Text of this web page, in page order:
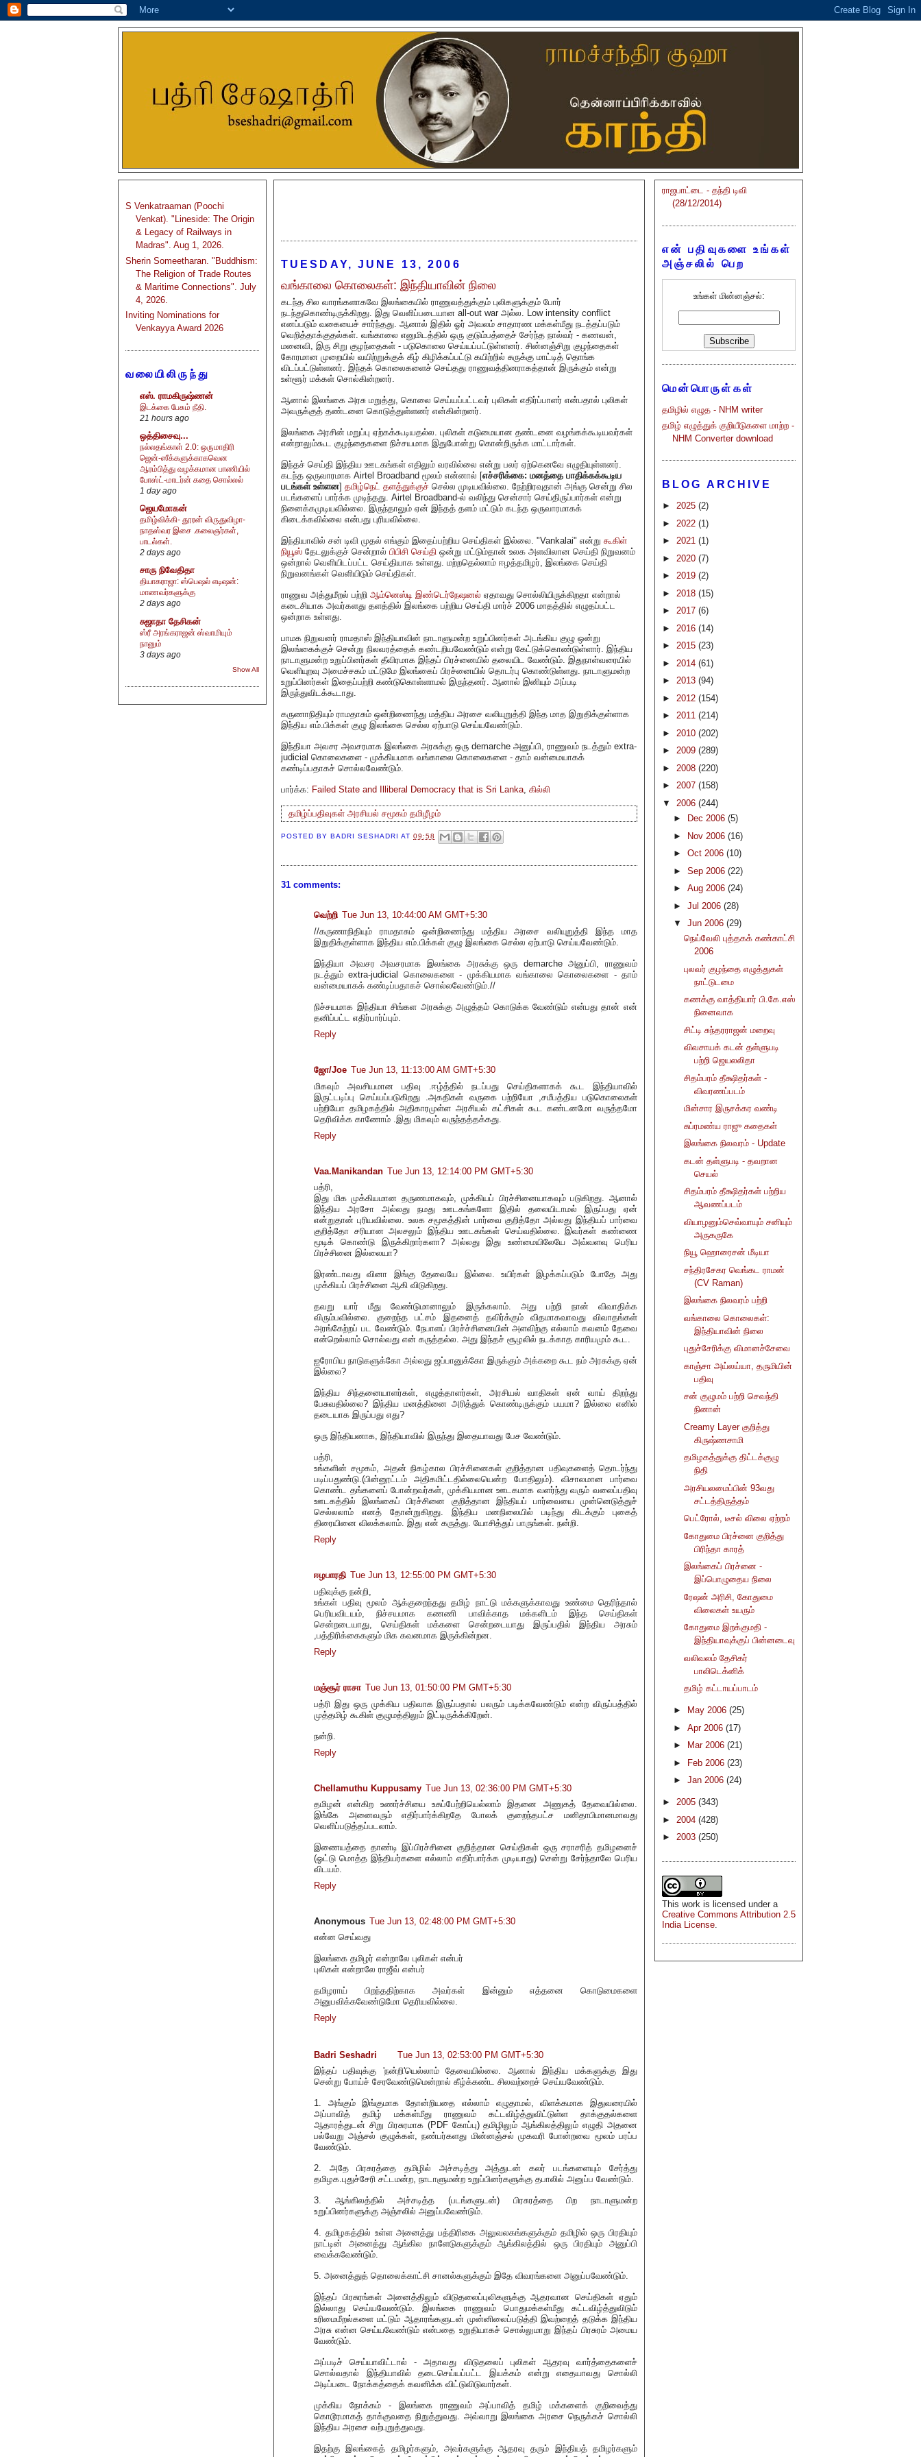
S Venkatraaman (Poochi
Venkat). "Lineside: The Origin
& Legacy of Railways in
Madras". Aug 1, 2026.
Sherin Someetharan. "Buddhism:
The Religion of Trade Routes
& Maritime Connections". July
4, 2026.
Inviting Nominations for
Venkayya Award 2026
வலையிலிருந்து
எஸ். ராமகிருஷ்ணன்
இடக்கை பேசும் நீதி.
21 hours ago
ஒத்திசைவு...
நல்லதங்காள் 2.0: ஒருமாதிரி
ஜென்-ஸீக்களுக்காகவென
ஆரம்பித்து வழக்கமான பாணியில்
போஸ்ட்-மாடர்ன் கதை சொல்லல்
1 day ago
ஜெயமோகன்
தமிழ்விக்கி- தூரன் விருதுவிழா-
நாதஸ்வர இசை .கலைஞர்கள்,
பாடல்கள்.
2 days ago
சாரு நிவேதிதா
தியாகராஜா: ஸ்பெஷல் எடிஷன்:
மாணவர்களுக்கு
2 days ago
சுஜாதா தேசிகன்
ஸ்ரீ அரங்கராஜன் ஸ்வாமியும்
நானும்
3 days ago
Show All
TUESDAY, JUNE 13, 2006
வங்காலை கொலைகள்: இந்தியாவின் நிலை
கடந்த சில வாரங்களாகவே இலங்கையில் ராணுவத்துக்கும் புலிகளுக்கும் போர்
நடந்துகொண்டிருக்கிறது. இது வெளிப்படையான all-out war அல்ல. Low intensity conflict
எனப்படும் வகையைச் சார்ந்தது. ஆனால் இதில் ஓர் அவலம் சாதாரண மக்கள்மீது நடத்தப்படும்
வெறித்தாக்குதல்கள். வங்காலை எனுமிடத்தில் ஒரு குடும்பத்தைச் சேர்ந்த நால்வர் - கணவன்,
மனைவி, இரு சிறு குழந்தைகள் - படுகொலை செய்யப்பட்டுள்ளனர். சின்னஞ்சிறு குழந்தைகள்
கோரமான முறையில் வயிற்றுக்குக் கீழ் கிழிக்கப்பட்டு கயிற்றில் சுருக்கு மாட்டித் தொங்க
விடப்பட்டுள்ளனர். இந்தக் கொலைகளைச் செய்தது ராணுவத்தினராகத்தான் இருக்கும் என்று
உள்ளூர் மக்கள் சொல்கின்றனர்.
ஆனால் இலங்கை அரசு மறுத்து, கொலை செய்யப்பட்டவர் புலிகள் எதிர்ப்பாளர் என்பதால் புலிகள்
அவருக்குத் தண்டனை கொடுத்துள்ளனர் என்கின்றனர்.
இலங்கை அரசின் மறுப்பு ஏற்கக்கூடியதல்ல. புலிகள் கடுமையான தண்டனை வழங்கக்கூடியவர்கள்
என்றாலும்கூட குழந்தைகளை நிச்சயமாக இதுபோன்று கொன்றிருக்க மாட்டார்கள்.
இந்தச் செய்தி இந்திய ஊடகங்கள் எதிலும் வரவில்லை என்று பலர் ஏற்கெனவே எழுதியுள்ளனர்.
கடந்த ஒருவாரமாக Airtel Broadband மூலம் என்னால் [எச்சரிக்கை: மனத்தை பாதிக்கக்கூடிய
படங்கள் உள்ளன] தமிழ்நெட் தளத்துக்குச் செல்ல முடியவில்லை. நேற்றிரவுதான் அங்கு சென்று சில
படங்களைப் பார்க்க முடிந்தது. Airtel Broadband-ல் வலிந்து சென்சார் செய்திருப்பார்கள் என்று
நினைக்கமுடியவில்லை. இருந்தாலும் ஏன் இந்தத் தளம் மட்டும் கடந்த ஒருவாரமாகக்
கிடைக்கவில்லை என்பது புரியவில்லை.
இந்தியாவில் சன் டிவி முதல் எங்கும் இதைப்பற்றிய செய்திகள் இல்லை. "Vankalai" என்று கூகிள்
நியூஸ் தேடலுக்குச் சென்றால் பிபிசி செய்தி ஒன்று மட்டும்தான் உலக அளவிலான செய்தி நிறுவனம்
ஒன்றால் வெளியிடப்பட்ட செய்தியாக உள்ளது. மற்றதெல்லாம் ஈழத்தமிழர், இலங்கை செய்தி
நிறுவனங்கள் வெளியிடும் செய்திகள்.
ராணுவ அத்துமீறல் பற்றி ஆம்னெஸ்டி இண்டெர்நேஷனல் ஏதாவது சொல்லியிருக்கிறதா என்றால்
கடைசியாக அவர்களது தளத்தில் இலங்கை பற்றிய செய்தி மார்ச் 2006 மாதத்தில் எழுதப்பட்ட
ஒன்றாக உள்ளது.
பாமக நிறுவனர் ராமதாஸ் இந்தியாவின் நாடாளுமன்ற உறுப்பினர்கள் அடங்கிய குழு ஒன்று
இலங்கைக்குச் சென்று நிலவரத்தைக் கண்டறியவேண்டும் என்று கேட்டுக்கொண்டுள்ளார். இந்திய
நாடாளுமன்ற உறுப்பினர்கள் தீவிரமாக இந்தப் பிரச்னையில் தலையிட வேண்டும். இதுநாள்வரையில்
வெளியுறவு அமைச்சகம் மட்டுமே இலங்கைப் பிரச்னையில் தொடர்பு கொண்டுள்ளது. நாடாளுமன்ற
உறுப்பினர்கள் இதைப்பற்றி கண்டுகொள்ளாமல் இருந்தனர். ஆனால் இனியும் அப்படி
இருந்துவிடக்கூடாது.
கருணாநிதியும் ராமதாசும் ஒன்றிணைந்து மத்திய அரசை வலியுறுத்தி இந்த மாத இறுதிக்குள்ளாக
இந்திய எம்.பிக்கள் குழு இலங்கை செல்ல ஏற்பாடு செய்யவேண்டும்.
இந்தியா அவசர அவசரமாக இலங்கை அரசுக்கு ஒரு demarche அனுப்பி, ராணுவம் நடத்தும் extra-
judicial கொலைகளை - முக்கியமாக வங்காலை கொலைகளை - தாம் வன்மையாகக்
கண்டிப்பதாகச் சொல்லவேண்டும்.
பார்க்க: Failed State and Illiberal Democracy that is Sri Lanka கில்லி
தமிழ்ப்பதிவுகள் அரசியல் சமூகம் தமிழீழம்
POSTED BY BADRI SESHADRI AT09:58
31 comments:
வெற்றி Tue Jun 13, 10:44:00 AM GMT+5:30
//கருணாநிதியும் ராமதாசும் ஒன்றிணைந்து மத்திய அரசை வலியுறுத்தி இந்த மாத
இறுதிக்குள்ளாக இந்திய எம்.பிக்கள் குழு இலங்கை செல்ல ஏற்பாடு செய்யவேண்டும்.
இந்தியா அவசர அவசரமாக இலங்கை அரசுக்கு ஒரு demarche அனுப்பி, ராணுவம்
நடத்தும் extra-judicial கொலைகளை - முக்கியமாக வங்காலை கொலைகளை - தாம்
வன்மையாகக் கண்டிப்பதாகச் சொல்லவேண்டும்.//
நிச்சயமாக இந்தியா சிங்கள அரசுக்கு அழுத்தம் கொடுக்க வேண்டும் என்பது தான் என்
தனிப்பட்ட எதிர்பார்ப்பும்.
Reply
ஜோ/Joe Tue Jun 13, 11:13:00 AM GMT+5:30
மிகவும் அவசியமான பதிவு .ஈழ்த்தில் நடப்பது செய்திகளாகக் கூட இந்தியாவில்
இருட்டடிப்பு செய்யப்படுகிறது .அகதிகள் வருகை பற்றியோ ,சமீபத்திய படுகொலைகள்
பற்றியோ தமிழகத்தில் அதிகாரமுள்ள அரசியல் கட்சிகள் கூட கண்டனமோ வருத்தமோ
தெரிவிக்க காணோம் .இது மிகவும் வருந்தத்தக்கது.
Reply
Vaa.Manikandan Tue Jun 13, 12:14:00 PM GMT+5:30
பத்ரி,
இது மிக முக்கியமான தருணமாகவும், முக்கியப் பிரச்சினையாகவும் படுகிறது. ஆனால்
இந்திய அரசோ அல்லது நமது ஊடகங்களோ இதில் தலையிடாமல் இருப்பது ஏன்
என்றுதான் புரியவில்லை. உலக சமூகத்தின் பார்வை குறித்தோ அல்லது இந்தியப் பார்வை
குறித்தோ சரியான அலசலும் இந்திய ஊடகங்கள் செய்வதில்லை. இவர்கள் கண்ணை
மூடிக் கொண்டு இருக்கிறார்களா? அல்லது இது உண்மையிலேயே அவ்வளவு பெரிய
பிரச்சினை இல்லையா?
இரண்டாவது வினா இங்கு தேவையே இல்லை. உயிர்கள் இழக்கப்படும் போதே அது
முக்கியப் பிரச்சினை ஆகி விடுகிறது.
தவறு யார் மீது வேண்டுமானாலும் இருக்கலாம். அது பற்றி நான் விவாதிக்க
விரும்பவில்லை. குறைந்த பட்சம் இதனைத் தவிர்க்கும் விதமாகவாவது விவாதங்கள்
அரங்கேற்றப் பட வேண்டும். நேபாளப் பிரச்ச்சினையின் அளவிற்கு எல்லாம் கவனம் தேவை
என்றெல்லாம் சொல்வது என் கருத்தல்ல. அது இந்தச் சூழலில் நடக்காத காரியமும் கூட.
ஐரோபிய நாடுகளுக்கோ அல்லது ஜப்பானுக்கோ இருக்கும் அக்கறை கூட நம் அரசுக்கு ஏன்
இல்லை?
இந்திய சிந்தனையாளர்கள், எழுத்தாளர்கள், அரசியல் வாதிகள் ஏன் வாய் திறந்து
பேசுவதில்லை? இந்திய மனத்தினை அரித்துக் கொண்டிருக்கும் பயமா? இல்லை எனில்
தடையாக இருப்பது எது?
ஒரு இந்தியனாக, இந்தியாவில் இருந்து இதையாவது பேச வேண்டும்.
பத்ரி,
உங்களின் சமூகம், அதன் நிகழ்கால பிரச்சினைகள் குறித்தான பதிவுகளைத் தொடர்ந்து
படிப்பதுண்டு.(பின்னூட்டம் அதிகமிட்டதில்லையென்ற போதிலும்). விசாலமான பார்வை
கொண்ட தங்களைப் போன்றவர்கள், முக்கியமான ஊடகமாக வளர்ந்து வரும் வலைப்பதிவு
ஊடகத்தில் இலங்கைப் பிரச்சினை குறித்தான இந்தியப் பார்வையை முன்னெடுத்துச்
செல்லலாம் எனத் தோன்றுகிறது. இந்திய மனநிலையில் படிந்து கிடக்கும் புகைத்
திரையினை விலக்கலாம். இது என் கருத்து. யோசித்துப் பாருங்கள். நன்றி.
Reply
ஈழபாரதி Tue Jun 13, 12:55:00 PM GMT+5:30
பதிவுக்கு நன்றி,
உங்கள் பதிவு மூலம் ஆக்குறைந்தது தமிழ் நாட்டு மக்களுக்காவது உண்மை தெரிந்தால்
பெரியவிடயம், நிச்சயமாக கணணி பாவிக்காத மக்களிடம் இந்த செய்திகள்
சென்றடையாது, செய்திகள் மக்களை சென்றடையாது இருப்பதில் இந்திய அரசும்
,பத்திரிக்கைகளும் மிக கவனமாக இருக்கின்றன.
Reply
மஞ்சூர் ராசா Tue Jun 13, 01:50:00 PM GMT+5:30
பத்ரி இது ஒரு முக்கிய பதிவாக இருப்பதால் பலரும் படிக்கவேண்டும் என்ற விருப்பத்தில்
முத்தமிழ் கூகிள் குழுமத்திலும் இட்டிருக்க்கிறேன்.
நன்றி.
Reply
Chellamuthu Kuppusamy Tue Jun 13, 02:36:00 PM GMT+5:30
தமிழன் என்கிற உணர்ச்சியை உசுப்பேற்றியெல்லாம் இதனை அணுகத் தேவையில்லை.
இங்கே அனைவரும் எதிர்பார்க்கிறதே போலக் குறைந்தபட்ச மனிதாபிமானமாவது
வெளிப்படுத்தப்படலாம்.
இணையத்தை தாண்டி இப்பிரச்சினை குறித்தான செய்திகள் ஒரு சராசரித் தமிழனைச்
(ஓட்டு மொத்த இந்தியர்களை எல்லாம் எதிர்பார்க்க முடியாது) சென்று சேர்ந்தாலே பெரிய
விடயம்.
Reply
Anonymous Tue Jun 13, 02:48:00 PM GMT+5:30
என்ன செய்வது
இலங்கை தமிழர் என்றாலே புலிகள் என்பர்
புலிகள் என்றாலே ராஜீவ் என்பர்
தமிழராய் பிறந்ததிற்காக அவர்கள் இன்னும் எத்தனை கொடுமைகளை
அனுபவிக்கவேண்டுமோ தெரியவில்லை.
Reply
Badri Seshadri
Tue Jun 13, 02:53:00 PM GMT+5:30
இந்தப் பதிவுக்கு 'நன்றி'யெல்லாம் தேவையில்லை. ஆனால் இந்திய மக்களுக்கு இது
சென்று போய்ச் சேரவேண்டுமென்றால் கீழ்க்கண்ட சிலவற்றைச் செய்யவேண்டும்.
1. அங்கும் இங்குமாக தோன்றியதை எல்லாம் எழுதாமல், விளக்கமாக இதுவரையில்
அப்பாவித் தமிழ் மக்கள்மீது ராணுவம் கட்டவிழ்த்துவிட்டுள்ள தாக்குதல்களை
ஆதாரத்துடன் சிறு பிரசுரமாக (PDF கோப்பு) தமிழிலும் ஆங்கிலத்திலும் எழுதி அதனை
பல்வேறு அஞ்சல் குழுக்கள், நண்பர்களது மின்னஞ்சல் முகவரி போன்றவை மூலம் பரப்ப
வேண்டும்.
2. அதே பிரசுரத்தை தமிழில் அச்சடித்து அத்துடன் கலர் படங்களையும் சேர்த்து
தமிழக.புதுச்சேரி சட்டமன்ற, நாடாளுமன்ற உறுப்பினர்களுக்கு தபாலில் அனுப்ப வேண்டும்.
3. ஆங்கிலத்தில் அச்சடித்த (படங்களுடன்) பிரசுரத்தை பிற நாடாளுமன்ற
உறுப்பினர்களுக்கு அஞ்சலில் அனுப்பவேண்டும்.
4. தமிழகத்தில் உள்ள அனைத்து பத்திரிகை அலுவலகங்களுக்கும் தமிழில் ஒரு பிரதியும்
நாட்டின் அனைத்து ஆங்கில நாளேடுகளுக்கும் ஆங்கிலத்தில் ஒரு பிரதியும் அனுப்பி
வைக்கவேண்டும்.
5. அனைத்துத் தொலைக்காட்சி சானல்களுக்கும் இதே விவரங்களை அனுப்பவேண்டும்.
இந்தப் பிரசுரங்கள் அனைத்திலும் விடுதலைப்புலிகளுக்கு ஆதரவான செய்திகள் ஏதும்
இல்லாது செய்யவேண்டும். இலங்கை ராணுவம் பொதுமக்கள்மீது கட்டவிழ்த்துவிடும்
உரிமைமீறல்களை மட்டும் ஆதாரங்களுடன் முன்னிலைப்படுத்தி இவற்றைத் தடுக்க இந்திய
அரசு என்ன செய்யவேண்டும் என்பதை உறுதியாகச் சொல்லுமாறு இந்தப் பிரசுரம் அமைய
வேண்டும்.
அப்படிச் செய்யாவிட்டால் - அதாவது விடுதலைப் புலிகள் ஆதரவு வார்த்தைகளைச்
சொல்வதால் இந்தியாவில் தடைசெய்யப்பட்ட இயக்கம் என்று எதையாவது சொல்லி
அடிப்படை நோக்கத்தைக் கவனிக்க விட்டுவிடுவார்கள்.
முக்கிய நோக்கம் - இலங்கை ராணுவம் அப்பாவித் தமிழ் மக்களைக் குறிவைத்து
கொடூரமாகத் தாக்குவதை நிறுத்துவது. அவ்வாறு இலங்கை அரசை நெருக்கச் சொல்லி
இந்திய அரசை வற்புறுத்துவது.
இதற்கு இலங்கைத் தமிழர்களும், அவர்களுக்கு ஆதரவு தரும் இந்தியத் தமிழர்களும்
ராஜபாட்டை - தந்தி டிவி
(28/12/2014)
என் பதிவுகளை உங்கள்
அஞ்சலில் பெற
உங்கள் மின்னஞ்சல்:
மென்பொருள்கள்
தமிழில் எழுத - NHM writer
தமிழ் எழுத்துக் குறியீடுகளை மாற்ற -
NHM Converter download
BLOG ARCHIVE
► 2025 (2)
► 2022 (1)
► 2021 (1)
► 2020 (7)
► 2019 (2)
► 2018 (15)
► 2017 (6)
► 2016 (14)
► 2015 (23)
► 2014 (61)
► 2013 (94)
► 2012 (154)
► 2011 (214)
► 2010 (202)
► 2009 (289)
► 2008 (220)
► 2007 (158)
▼ 2006 (244)
►
Dec 2006 (5)
► Nov 2006 (16)
► Oct 2006 (10)
► Sep 2006 (22)
► Aug 2006 (24)
► Jul 2006 (28)
▼ Jun 2006 (29)
நெய்வேலி புத்தகக் கண்காட்சி
2006
புலவர் குழந்தை எழுத்துகள்
நாட்டுடமை
கணக்கு வாத்தியார் பி.கே.எஸ்
நினைவாக
சிட்டி சுந்தரராஜன் மறைவு
விவசாயக் கடன் தள்ளுபடி
பற்றி ஜெயலலிதா
சிதம்பரம் தீக்ஷிதர்கள் -
விவரணப்படம்
மின்சார இருசக்கர வண்டி
சுப்ரமண்ய ராஜு கதைகள்
இலங்கை நிலவரம் - Update
கடன் தள்ளுபடி - தவறான
செயல்
சிதம்பரம் தீக்ஷிதர்கள் பற்றிய
ஆவணப்படம்
வியாழனும்செவ்வாயும் சனியும்
அருகருகே
நியூ ஹொரைசன் மீடியா
சந்திரசேகர வெங்கட ராமன்
(CV Raman)
இலங்கை நிலவரம் பற்றி
வங்காலை கொலைகள்:
இந்தியாவின் நிலை
புதுச்சேரிக்கு விமானச்சேவை
காஞ்சா அய்லய்யா, தருமியின்
பதிவு
சன் குழுமம் பற்றி செவந்தி
நினான்
Creamy Layer குறித்து
கிருஷ்ணசாமி
தமிழகத்துக்கு திட்டக்குழு
நிதி
அரசியலமைப்பின் 93வது
சட்டத்திருத்தம்
பெட்ரோல், டீசல் விலை ஏற்றம்
கோதுமை பிரச்னை குறித்து
பிரிந்தா காரத்
இலங்கைப் பிரச்னை -
இப்பொழுதைய நிலை
ரேஷன் அரிசி, கோதுமை
விலைகள் உயரும்
கோதுமை இறக்குமதி -
இந்தியாவுக்குப் பின்னடைவு
வலிவலம் தேசிகர்
பாலிடெக்னிக்
தமிழ் கட்டாயப்பாடம்
► May 2006 (25)
► Apr 2006 (17)
►
Mar 2006 (21)
►
Feb 2006 (23)
► Jan 2006 (24)
► 2005 (343)
► 2004 (428)
► 2003 (250)
This work is licensed under a
Creative Commons Attribution 2.5
India License